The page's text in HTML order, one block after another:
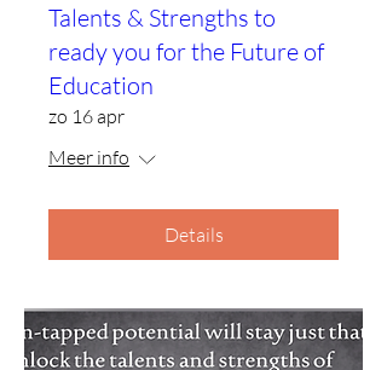
Talents & Strengths to
ready you for the Future of
Education
zo 16 apr
Meer info
Details